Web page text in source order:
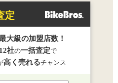
定
大級の加盟店数！
社の一括査定で
高く売れるチャンス